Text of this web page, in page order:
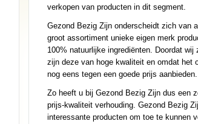
verkopen van producten in dit segment.
Gezond Bezig Zijn onderscheidt zich van
groot assortiment unieke eigen merk
100% natuurlijke ingrediënten. Doordat
zijn deze van hoge kwaliteit en omdat het
nog eens tegen een goede prijs aanbieden.
Zo heeft u bij Gezond Bezig Zijn dus een
prijs-kwaliteit verhouding. Gezond Bezig
interessante producten om toe te kunnen